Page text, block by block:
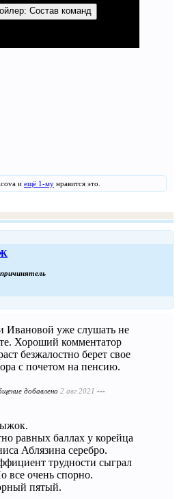
Состав команд
и ещё 1-му нравится это.
Ивановой уже слушать не
Хороший комментатор
безжалостно берет свое
с почетом на пенсию.
добавлено 2 авг 2021 ---
равных баллах у корейца
Аблязина серебро.
трудности сыграл
все очень спорно.
пятый.